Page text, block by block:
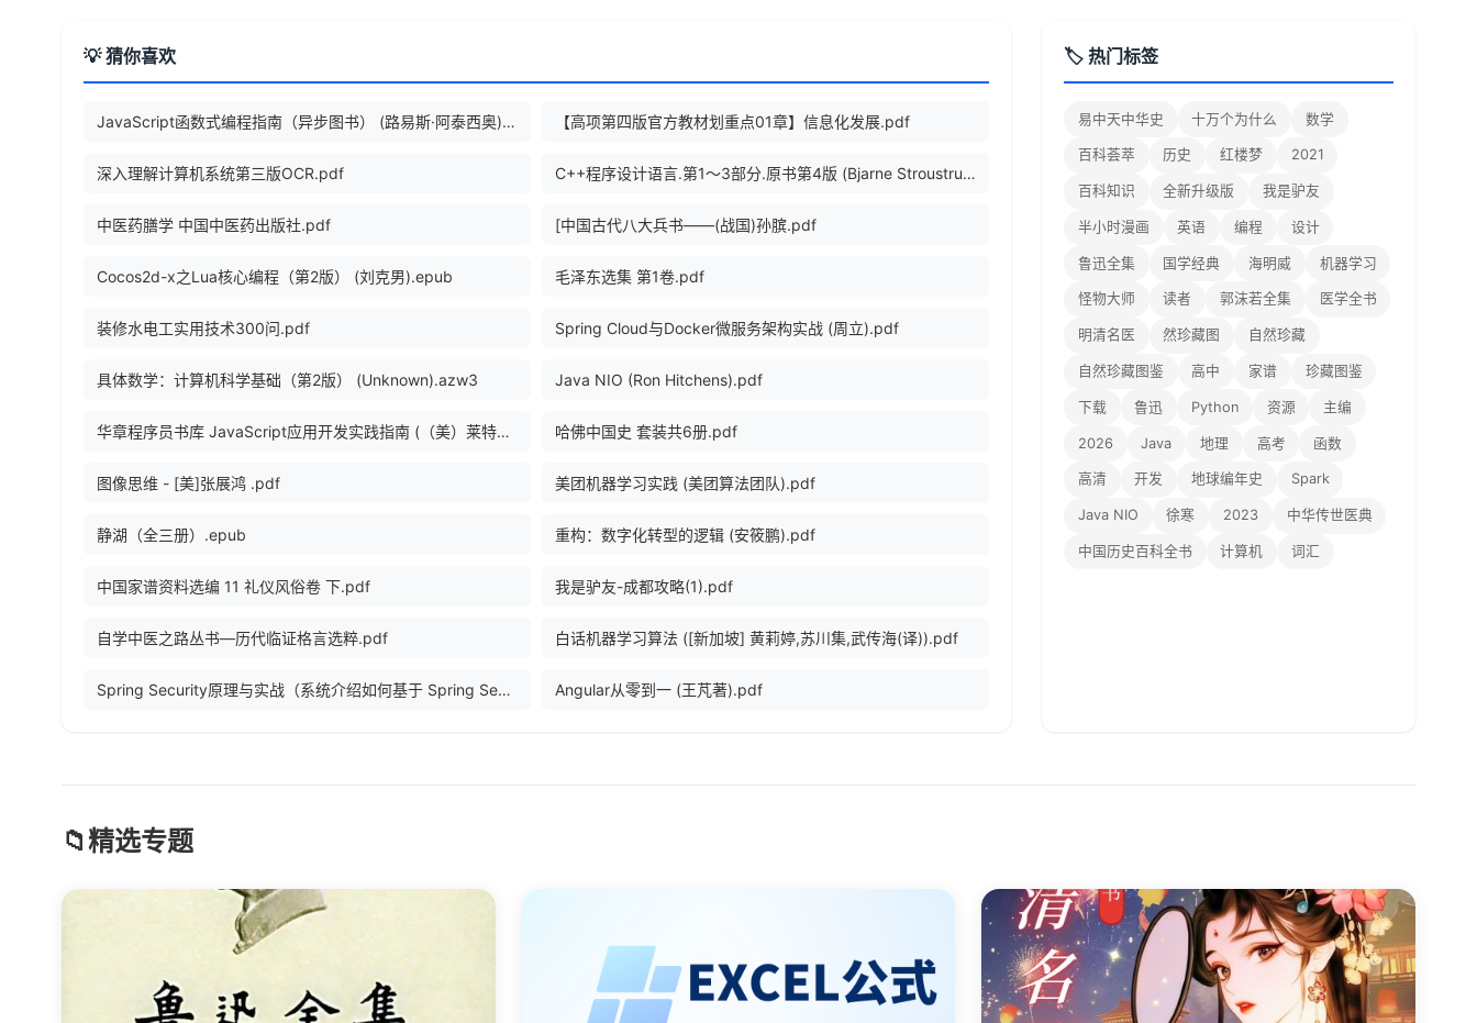
💡 猜你喜欢
JavaScript函数式编程指南（异步图书） (路易斯·阿泰西奥).epub 【高项第四版官方教材划重点01章】信息化发展.pdf
深入理解计算机系统第三版OCR.pdf C++程序设计语言.第1～3部分.原书第4版 (Bjarne Stroustrup).pdf
中医药膳学 中国中医药出版社.pdf [中国古代八大兵书——(战国)孙膑.pdf
Cocos2d-x之Lua核心编程（第2版） (刘克男).epub 毛泽东选集 第1卷.pdf
装修水电工实用技术300问.pdf Spring Cloud与Docker微服务架构实战 (周立).pdf
具体数学：计算机科学基础（第2版） (Unknown).azw3 Java NIO (Ron Hitchens).pdf
华章程序员书库 JavaScript应用开发实践指南 (（美）莱特著, 莱特, 爱飞翔).pdf 哈佛中国史 套装共6册.pdf
图像思维 - [美]张展鸿 .pdf 美团机器学习实践 (美团算法团队).pdf
静湖（全三册）.epub 重构：数字化转型的逻辑 (安筱鹏).pdf
中国家谱资料选编 11 礼仪风俗卷 下.pdf 我是驴友-成都攻略(1).pdf
自学中医之路丛书—历代临证格言选粹.pdf 白话机器学习算法 ([新加坡] 黄莉婷,苏川集,武传海(译)).pdf
Spring Security原理与实战（系统介绍如何基于 Spring Security 构建系统安全性的技术体系和工程实践） (郑天民).epub Angular从零到一 (王芃著).pdf
🏷️ 热门标签
易中天中华史 十万个为什么 数学
百科荟萃 历史 红楼梦 2021
百科知识 全新升级版 我是驴友
半小时漫画 英语 编程 设计
鲁迅全集 国学经典 海明威 机器学习
怪物大师 读者 郭沫若全集 医学全书
明清名医 然珍藏图 自然珍藏
自然珍藏图鉴 高中 家谱 珍藏图鉴
下载 鲁迅 Python 资源 主编
2026 Java 地理 高考 函数
高清 开发 地球编年史 Spark
Java NIO 徐寒 2023 中华传世医典
中国历史百科全书 计算机 词汇
📁精选专题